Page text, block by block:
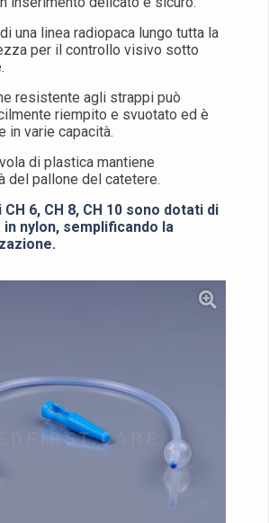
una linea radiopaca lungo tutta la
per il controllo visivo sotto
resistente agli strappi può
riempito e svuotato ed è
in varie capacità.
di plastica mantiene
del pallone del catetere.
CH 6, CH 8, CH 10 sono dotati di
in nylon, semplificando la